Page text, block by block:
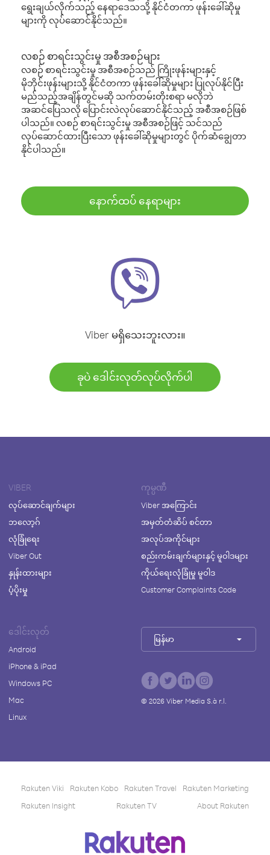
ရွေးချယ်လိုက်သည့် နေရာဒေသသို့ နိုင်ငံတကာ ဖုန်းခေါ်ဆိုမှု
များကို လုပ်ဆောင်နိုင်သည်။
လစဉ် စာရင်းသွင်းမှု အစီအစဉ်များ
လစဉ် စာရင်းသွင်းမှု အစီအစဉ်သည် ကြိုးဖုန်းများနှင့်
မိုဘိုင်းဖုန်းများသို့ နိုင်ငံတကာ ဖုန်းခေါ်ဆိုမှုများ ပြုလုပ်နိုင်ပြီး
မည်သည့်အချိန်တွင်မဆို သက်တမ်းတိုးစရာ မလိုဘဲ
အဆင်ပြေသလို ပြောင်းလဲလုပ်ဆောင်နိုင်သည့် အစီအစဉ်ဖြစ်
ပါသည်။ လစဉ် စာရင်းသွင်းမှု အစီအစဉ်ဖြင့် သင်သည်
လုပ်ဆောင်ထားပြီးသော ဖုန်းခေါ်ဆိုမှုများတွင် ပိုက်ဆံချွေတာ
နိုင်ပါသည်။
နောက်ထပ် နေရာများ
Viber မရှိသေးဘူးလား။
ခုပဲ ဒေါင်းလုတ်လုပ်လိုက်ပါ
VIBER
လုပ်ဆောင်ချက်များ
ဘလော့ဂ်
လုံခြုံရေး
Viber Out
နှုန်းထားများ
ပံ့ပိုးမှု
ကုမ္ပဏီ
Viber အကြောင်း
အမှတ်တံဆိပ် စင်တာ
အလုပ်အကိုင်များ
စည်းကမ်းချက်များနှင့် မူဝါဒများ
ကိုယ်ရေးလုံခြုံမှု မူဝါဒ
Customer Complaints Code
ဒေါင်းလုတ်
Android
iPhone & iPad
Windows PC
Mac
Linux
မြန်မာ
© 2026Viber Media S.à r.l.
Rakuten Viki Rakuten Kobo Rakuten Travel
Rakuten Marketing
Rakuten Insight
Rakuten TV About Rakuten